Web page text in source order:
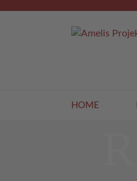
HOME